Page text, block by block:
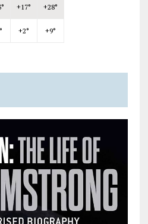
+17° +28°
+2° +9°